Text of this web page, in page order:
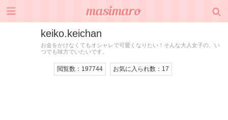
keiko.keichan
お金をかけなくてもオシャレで可愛くなりたい！そんな大人女子の、い
つでも味方でいたいです。
閲覧数： 197744 お気に入られ数： 17